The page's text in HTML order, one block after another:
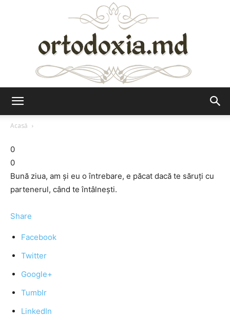
Acasă
0
0
Bună ziua, am şi eu o întrebare, e păcat dacă te săruţi cu
partenerul, când te întâlneşti.
Share
Facebook
Twitter
Google+
Tumblr
LinkedIn